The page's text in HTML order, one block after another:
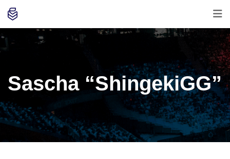
Sascha “ShingekiGG”